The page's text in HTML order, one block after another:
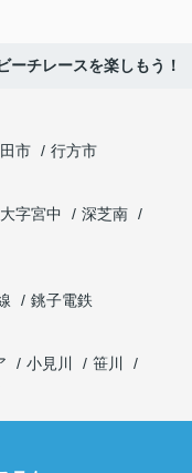
ーチレースを楽しもう！
市
行方市
大字宮中
深芝南
銚子電鉄
小見川
笹川